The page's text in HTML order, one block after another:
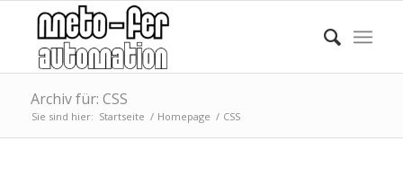
Archiv für: CSS
Sie sind hier: Startseite / Homepage / CSS